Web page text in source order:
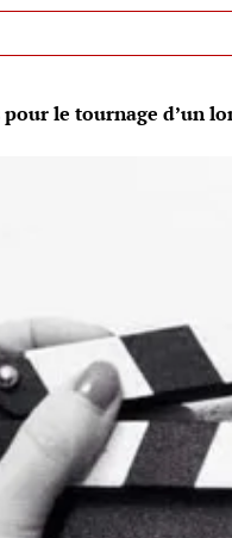
le tournage d’un